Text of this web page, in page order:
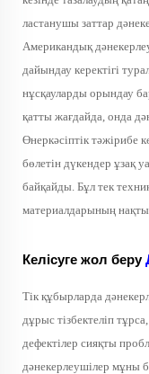
ластанушы заттар
Американдық
дайындау керектігі
нұсқауларды орындау
қатты жағдайда, онда
Өнеркәсіптік тәжірибе
бөлетін дүкендер ұзақ
байқайды. Бұл тек
материалдарының нақты
Келісуге жол беру
Тік құбырларда
дұрыс тізбектеліп
дефектілер сияқты
дәнекерлеушілер мұны